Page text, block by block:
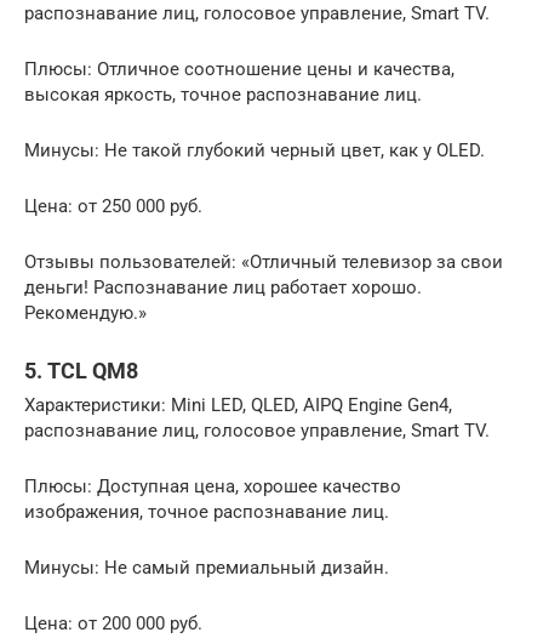
распознавание лиц, голосовое управление, Smart TV.
Плюсы: Отличное соотношение цены и качества,
высокая яркость, точное распознавание лиц.
Минусы: Не такой глубокий черный цвет, как у OLED.
Цена: от 250 000 руб.
Отзывы пользователей: «Отличный телевизор за свои
деньги! Распознавание лиц работает хорошо.
Рекомендую.»
5. TCL QM8
Характеристики: Mini LED, QLED, AIPQ Engine Gen4,
распознавание лиц, голосовое управление, Smart TV.
Плюсы: Доступная цена, хорошее качество
изображения, точное распознавание лиц.
Минусы: Не самый премиальный дизайн.
Цена: от 200 000 руб.